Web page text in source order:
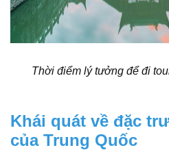
Thời điểm lý tưởng để đi
Khái quát về đặc
của Trung Quốc